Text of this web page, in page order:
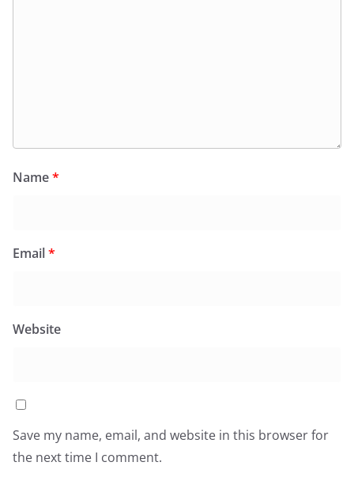
Name*
Email*
Website
Save my name, email, and website in this browser for
the next time I comment.